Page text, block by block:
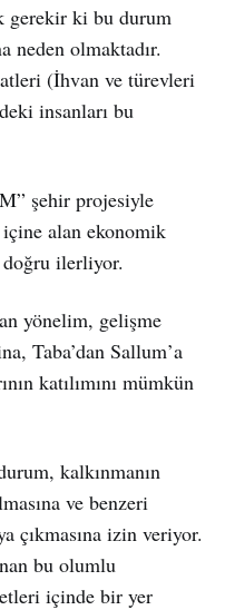
gerekir ki bu durum
neden olmaktadır.
(İhvan ve türevleri
insanları bu
şehir projesiyle
içine alan ekonomik
doğru ilerliyor.
yönelim, gelişme
Taba’dan Sallum’a
katılımını mümkün
kalkınmanın
ve benzeri
çıkmasına izin veriyor.
bu olumlu
içinde bir yer